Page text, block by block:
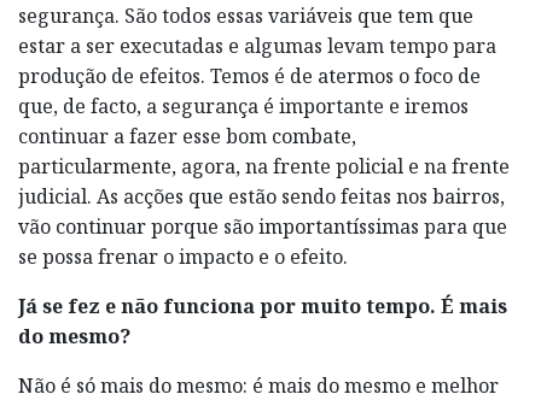
segurança. São todos essas variáveis que tem que
estar a ser executadas e algumas levam tempo para
produção de efeitos. Temos é de atermos o foco de
que, de facto, a segurança é importante e iremos
continuar a fazer esse bom combate,
particularmente, agora, na frente policial e na frente
judicial. As acções que estão sendo feitas nos bairros,
vão continuar porque são importantíssimas para que
se possa frenar o impacto e o efeito.
Já se fez e não funciona por muito tempo. É mais
do mesmo?
Não é só mais do mesmo: é mais do mesmo e melhor